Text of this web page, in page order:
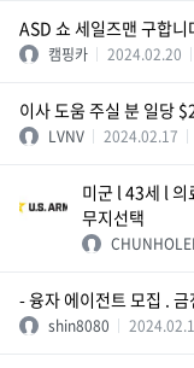
ASD 쇼 세일즈맨 구합니
캠핑카 2024.02.20
이사 도움 주실 분 일당
LVNV 2024.02.17
미군 l 43세 l
무지선택
- 융자 에이전트 모집 .
shin8080